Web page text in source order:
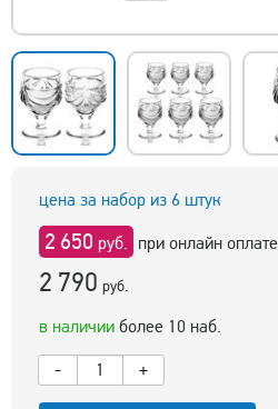
цена за набор из 6 штук
2 650 руб. при онлайн оплате
2 790 руб.
в наличии более 10 наб.
-
+